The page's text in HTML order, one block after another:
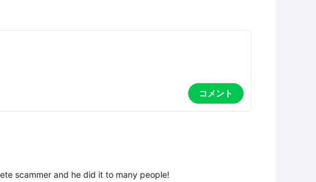
コメント
scammer and he did it to many people!